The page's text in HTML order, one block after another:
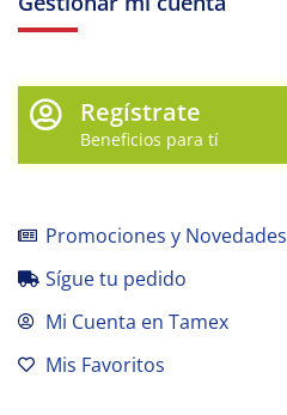
Regístrate
Beneficios para tí
Promociones y Novedades
Sígue tu pedido
Mi Cuenta en Tamex
Mis Favoritos